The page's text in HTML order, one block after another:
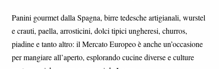
Panini gourmet dalla Spagna, birre tedesche artigianali, wurstel
e crauti, paella, arrosticini, dolci tipici ungheresi, churros,
piadine e tanto altro: il Mercato Europeo è anche un’occasione
per mangiare all’aperto, esplorando cucine diverse e culture